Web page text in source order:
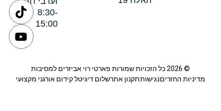
החזריםנגישותתקנון אתרשלום דיגיטל קידום אורגני מקצועי